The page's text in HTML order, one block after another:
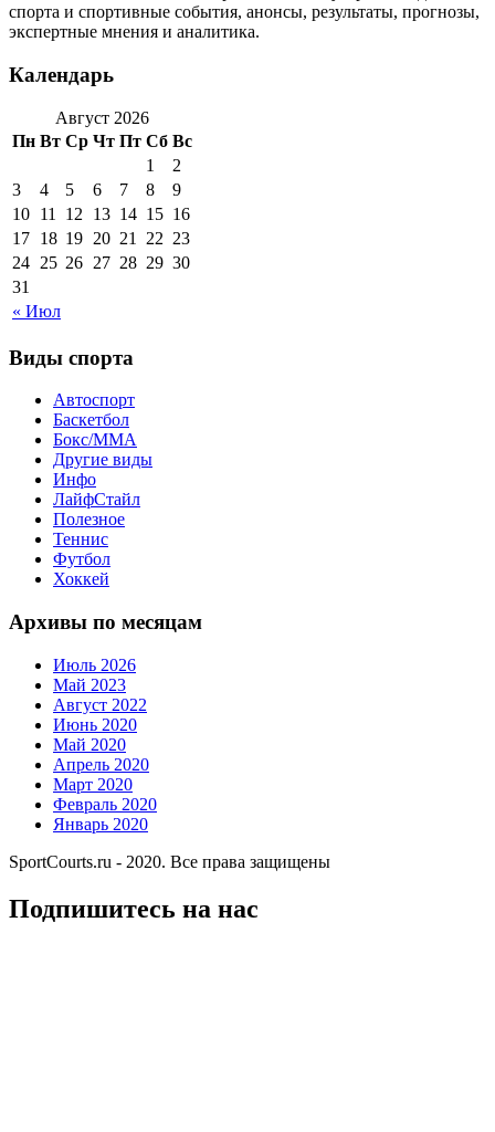
спорта и спортивные события, анонсы, результаты, прогнозы,
экспертные мнения и аналитика.
Календарь
Август 2026
Пн Вт Ср Чт Пт Сб Вс
« Июл
1
2
3
4 5 6 7 8
9
10 11 12 13 14 15 16
17 18 19 20 21 22 23
24 25 26 27 28 29 30
31
Виды спорта
Автоспорт
Баскетбол
Бокс/MMA
Другие виды
Инфо
ЛайфСтайл
Полезное
Теннис
Футбол
Хоккей
Архивы по месяцам
Июль 2026
Май 2023
Август 2022
Июнь 2020
Май 2020
Апрель 2020
Март 2020
Февраль 2020
Январь 2020
SportCourts.ru - 2020. Все права защищены
Подпишитесь на нас